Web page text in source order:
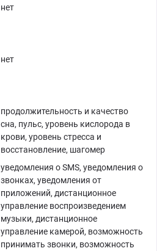
нет
нет
продолжительность и качество
сна, пульс, уровень кислорода в
крови, уровень стресса и
восстановление, шагомер
уведомления о SMS, уведомления о
звонках, уведомления от
приложений, дистанционное
управление воспроизведением
музыки, дистанционное
управление камерой, возможность
принимать звонки, возможность